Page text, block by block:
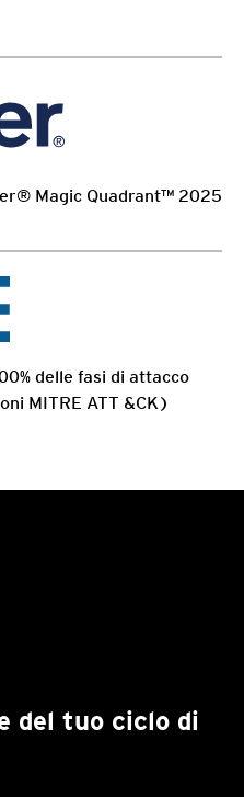
Magic Quadrant™ 2025
delle fasi di attacco
MITRE ATT &CK)
del tuo ciclo di